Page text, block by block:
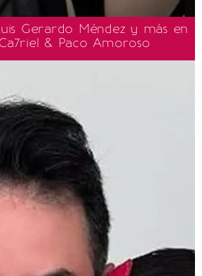
Gerardo Méndez y más en
& Paco Amoroso